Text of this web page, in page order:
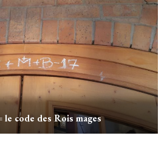
le code des Rois mages